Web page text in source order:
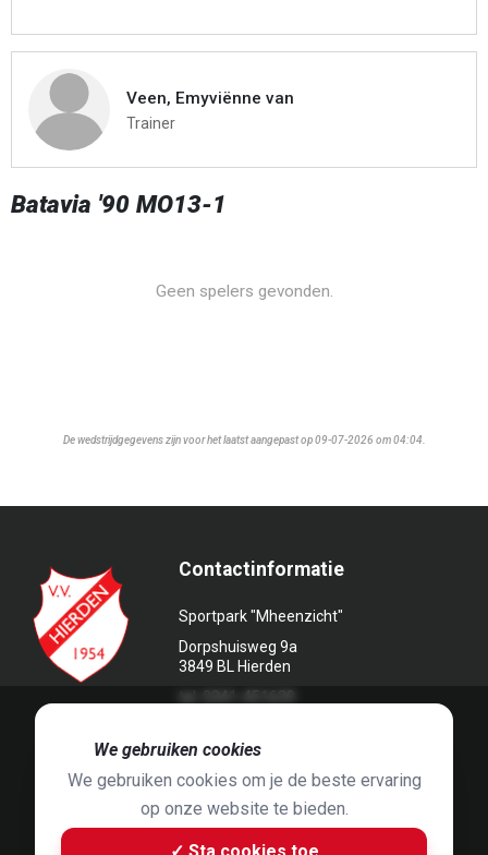
Veen, Emyviënne van
Trainer
Batavia '90 MO13-1
Geen spelers gevonden.
De wedstrijdgegevens zijn voor het laatst aangepast op 09-07-2026 om 04:04.
Contactinformatie
Sportpark "Mheenzicht"
Dorpshuisweg 9a
3849 BL Hierden
Jaap Hop & ontwerpen door
We gebruiken cookies
We gebruiken cookies om je de beste ervaring
op onze website te bieden.